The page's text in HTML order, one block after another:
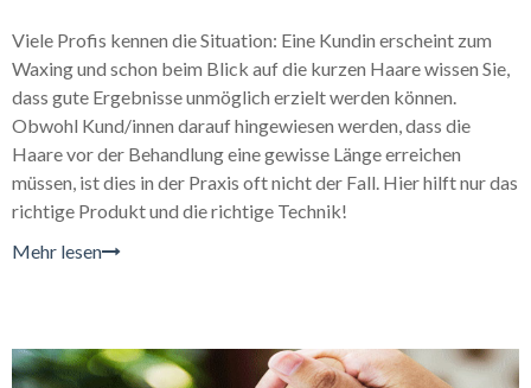
Viele Profis kennen die Situation: Eine Kundin erscheint zum
Waxing und schon beim Blick auf die kurzen Haare wissen Sie,
dass gute Ergebnisse unmöglich erzielt werden können.
Obwohl Kund/innen darauf hingewiesen werden, dass die
Haare vor der Behandlung eine gewisse Länge erreichen
müssen, ist dies in der Praxis oft nicht der Fall. Hier hilft nur das
richtige Produkt und die richtige Technik!
Mehr lesen